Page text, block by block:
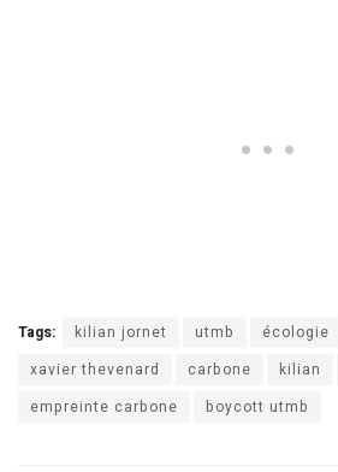
Tags: kilian jornet utmb écologie
xavier thevenard
carbone kilian
empreinte carbone
boycott utmb